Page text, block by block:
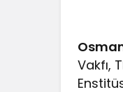
Vakfı,